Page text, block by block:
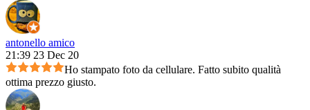
antonello amico
21:39 23 Dec 20
Ho stampato foto da cellulare. Fatto subito qualità
ottima prezzo giusto.